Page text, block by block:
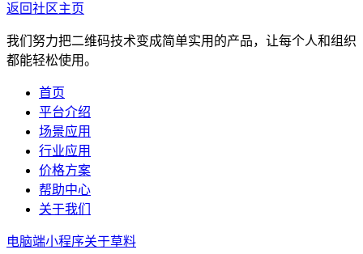
返回社区主页
我们努力把二维码技术变成简单实用的产品，让每个人和组织
都能轻松使用。
首页
平台介绍
场景应用
行业应用
价格方案
帮助中心
关于我们
电脑端小程序关于草料